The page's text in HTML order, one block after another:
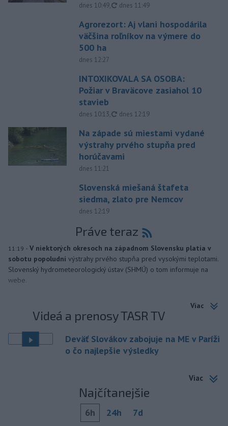
dnes 10:49, aktualizované
dnes 11:49
Agrorezort: Aj vlani hospodárila
väčšina roľníkov na výmere do
500 ha
dnes 12:27
INTOXIKOVALA SA OSOBA:
Požiar v Braväcove zasiahol 10
stavieb
dnes 10:13, aktualizované
dnes 12:19
Na západe sú miestami vydané
výstrahy prvého stupňa pred
horúčavami
dnes 11:21
Slovenská miešaná štafeta
siedma, zlato pre Nemcov
dnes 12:19
Práve teraz
11:19 - V niektorých okresoch na západnom Slovensku platia v
sobotu popoludní výstrahy prvého stupňa pred vysokými teplotami.
Slovenský hydrometeorologický ústav (SHMÚ) o tom informuje na
webe.
Viac
Videá a prenosy TASR TV
Deväť Slovákov zabojuje na ME v Paríži
o čo najlepšie výsledky
Viac
Najčítanejšie
6h 24h 7d